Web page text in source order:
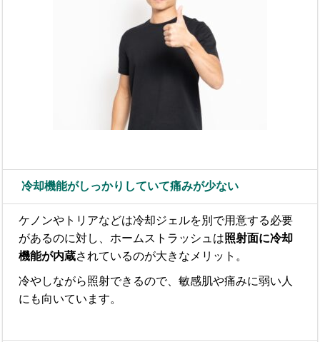
冷却機能がしっかりしていて痛みが少ない
ケノンやトリアなどは冷却ジェルを別で用意する必要
があるのに対し、ホームストラッシュは照射面に冷却
機能が内蔵されているのが大きなメリット。
冷やしながら照射できるので、敏感肌や痛みに弱い人
にも向いています。